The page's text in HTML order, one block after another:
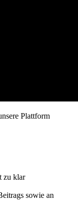
Plattform
zu klar
sowie an